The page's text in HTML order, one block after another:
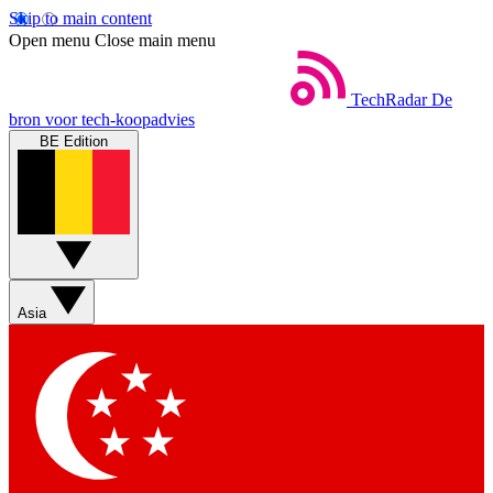
Skip to main content
Open menu Close main menu
TechRadar De
bron voor tech-koopadvies
BE Edition
Asia